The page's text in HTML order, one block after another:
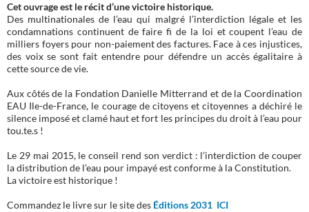
Cet ouvrage est le récit d’une victoire historique.
Des multinationales de l’eau qui malgré l’interdiction légale et les
condamnations continuent de faire fi de la loi et coupent l’eau de
milliers foyers pour non-paiement des factures. Face à ces injustices,
des voix se sont fait entendre pour défendre un accès égalitaire à
cette source de vie.
Aux côtés de la Fondation Danielle Mitterrand et de la Coordination
EAU Ile-de-France, le courage de citoyens et citoyennes a déchiré le
silence imposé et clamé haut et fort les principes du droit à l’eau pour
tou.te.s !
Le 29 mai 2015, le conseil rend son verdict : l’interdiction de couper
la distribution de l’eau pour impayé est conforme à la Constitution.
La victoire est historique !
Commandez le livre sur le site des Éditions 2031 ICI